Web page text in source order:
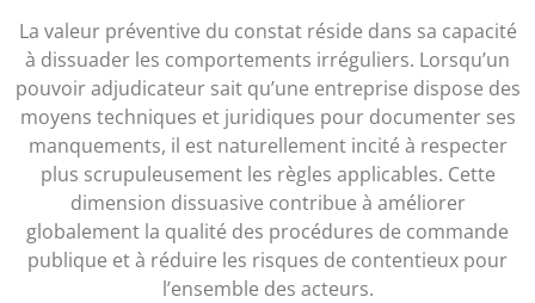
La valeur préventive du constat réside dans sa capacité
à dissuader les comportements irréguliers. Lorsqu’un
pouvoir adjudicateur sait qu’une entreprise dispose des
moyens techniques et juridiques pour documenter ses
manquements, il est naturellement incité à respecter
plus scrupuleusement les règles applicables. Cette
dimension dissuasive contribue à améliorer
globalement la qualité des procédures de commande
publique et à réduire les risques de contentieux pour
l’ensemble des acteurs.